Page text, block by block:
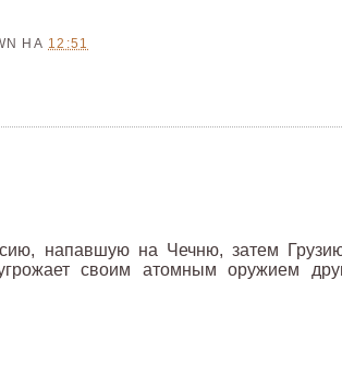
НА 12:51
напавшую на Чечню, затем
своим атомным оружием